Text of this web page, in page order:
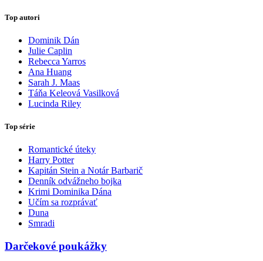
Top autori
Dominik Dán
Julie Caplin
Rebecca Yarros
Ana Huang
Sarah J. Maas
Táňa Keleová Vasilková
Lucinda Riley
Top série
Romantické úteky
Harry Potter
Kapitán Stein a Notár Barbarič
Denník odvážneho bojka
Krimi Dominika Dána
Učím sa rozprávať
Duna
Smradi
Darčekové poukážky